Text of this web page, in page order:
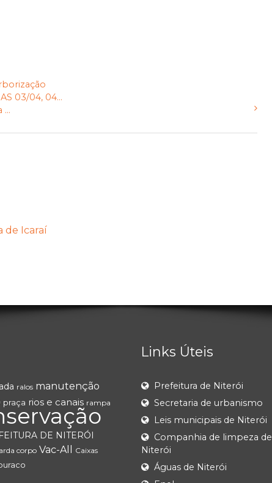
03/04, 04...
de Icaraí
ralos manutenção
praça rios e canais rampa
DE NITERÓI
corpo Vac-All
Caixas
Links Úteis
Prefeitura de Niterói
Secretaria de urbanismo
Leis municipais de Niterói
Companhia de limpeza de
Niterói
Águas de Niterói